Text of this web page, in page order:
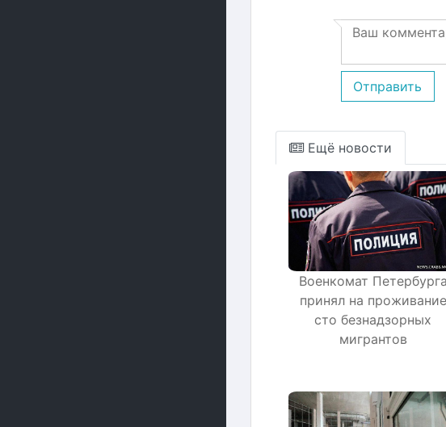
Отправить
Ещё новости
Военкомат Петербурга
принял на проживание
сто безнадзорных
мигрантов